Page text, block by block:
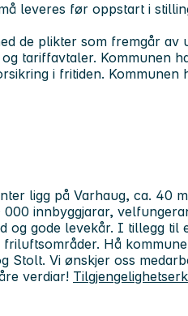
leveres før oppstart i
de plikter som fremgår av
tariffavtaler. Kommunen
i fritiden. Kommunen
ligg på Varhaug, ca. 40
000 innbyggjarar,
og gode levekår. I tillegg
Hå
Stolt. Vi ønskjer oss
verdiar!